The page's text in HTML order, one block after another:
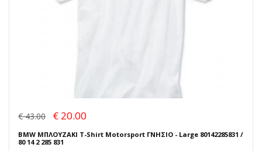
€ 43.00 € 20.00
BMW ΜΠΛΟΥΖΑΚΙ T-Shirt Motorsport ΓΝΗΣΙΟ - Large 80142285831 /
80 14 2 285 831